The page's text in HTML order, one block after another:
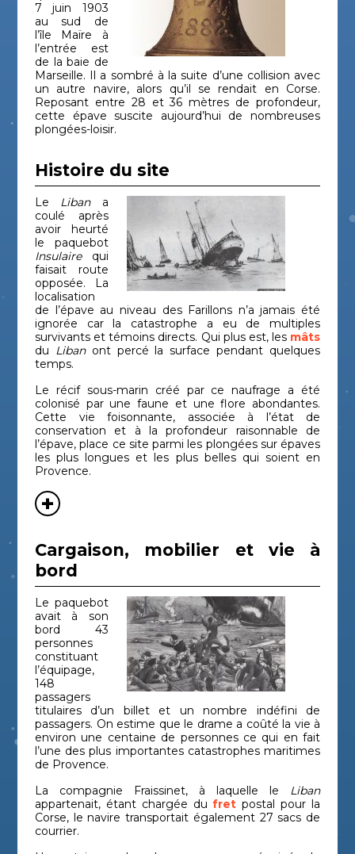
7 juin 1903
au sud de
l’île Maïre à
l’entrée est
de la baie de
Marseille. Il a sombré à la suite d’une collision avec
un autre navire, alors qu’il se rendait en Corse.
Reposant entre 28 et 36 mètres de profondeur,
cette épave suscite aujourd’hui de nombreuses
plongées-loisir.
Histoire du site
Le Libana
coulé après
avoir heurté
le paquebot
Insulairequi
faisait route
opposée. La
localisation
de l’épave au niveau des Farillons n’a jamais été
ignorée car la catastrophe a eu de multiples
survivants et témoins directs. Qui plus est, les mâts
du Libanont percé la surface pendant quelques
temps.
Le récif sous-marin créé par ce naufrage a été
colonisé par une faune et une flore abondantes.
Cette vie foisonnante, associée à l’état de
conservation et à la profondeur raisonnable de
l’épave, place ce site parmi les plongées sur épaves
les plus longues et les plus belles qui soient en
Provence.
Cargaison, mobilier et vie à
bord
Le paquebot
avait à son
bord 43
personnes
constituant
l’équipage,
148
passagers
titulaires d’un billet et un nombre indéfini de
passagers. On estime que le drame a coûté la vie à
environ une centaine de personnes ce qui en fait
l’une des plus importantes catastrophes maritimes
de Provence.
La compagnie Fraissinet, à laquelle le Liban
appartenait, étant chargée dufret postal pour la
Corse, le navire transportait également 27 sacs de
courrier.